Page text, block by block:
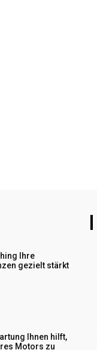
Ihre
gezielt stärkt
Ihnen hilft,
Motors zu